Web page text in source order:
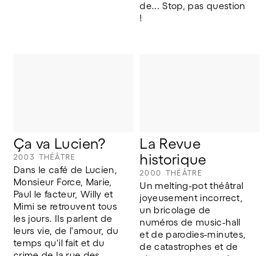
de... Stop, pas question
!
Ça va Lucien?
2003 THÉÂTRE
Dans le café de Lucien,
Monsieur Force, Marie,
Paul le facteur, Willy et
Mimi se retrouvent tous
les jours. Ils parlent de
leurs vie, de l'amour, du
temps qu'il fait et du
La Revue
historique
2000 THÉÂTRE
Un melting-pot théâtral
joyeusement incorrect,
un bricolage de
numéros de music-hall
et de parodies-minutes,
de catastrophes et de